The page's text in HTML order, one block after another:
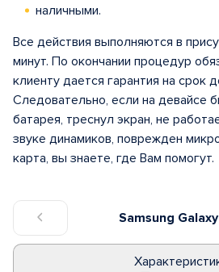
Samsung
наличными.
Все действия выполняются в
минут. По окончании процедур
клиенту дается гарантия на срок
Следовательно, если на девайсе
батарея, треснул экран, не
звуке динамиков, поврежден
карта, вы знаете, где Вам помогут.